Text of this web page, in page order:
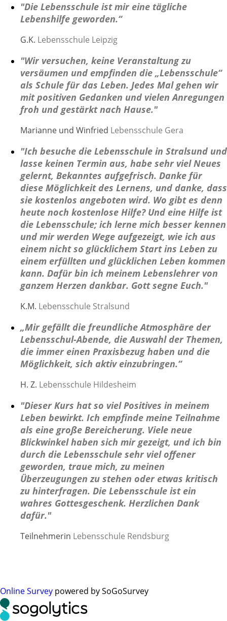
"Die Lebensschule ist mir eine tägliche
Lebenshilfe geworden.“
G.K. Lebensschule Leipzig
"Wir versuchen, keine Veranstaltung zu
versäumen und empfinden die „Lebensschule“
als Schule für das Leben. Jedes Mal gehen wir
mit positiven Gedanken und vielen Anregungen
froh und gestärkt nach Hause."
Marianne und Winfried Lebensschule Gera
"Ich besuche die Lebensschule in Stralsund und
lasse keinen Termin aus, habe sehr viel Neues
gelernt, Bekanntes aufgefrisch. Danke für
diese Möglichkeit des Lernens, und danke, dass
sie kostenlos angeboten wird. Wo gibt es denn
heute noch kostenlose Hilfe? Und eine Hilfe ist
die Lebensschule; ich lerne mich besser kennen
und mir werden Wege aufgezeigt, wie ich aus
einem nicht so glücklichem Start ins Leben zu
einem erfüllten und glücklichen Leben kommen
kann. Dafür bin ich meinem Lebenslehrer von
ganzem Herzen dankbar. Gott segne Euch."
K.M. Lebensschule Stralsund
„Mir gefällt die freundliche Atmosphäre der
Lebensschul-Abende, die Auswahl der Themen,
die immer einen Praxisbezug haben und die
Möglichkeit, sich aktiv einzubringen.“
H. Z. Lebensschule Hildesheim
"Dieser Kurs hat so viel Positives in meinem
Leben bewirkt. Ich empfinde meine Teilnahme
als eine große Bereicherung. Viele neue
Blickwinkel haben sich mir gezeigt, und ich bin
durch die Lebensschule sehr viel offener
geworden, traue mich, zu meinen
Überzeugungen zu stehen oder etwas kritisch
zu hinterfragen. Die Lebensschule ist ein
wahres Gottesgeschenk. Herzlichen Dank
dafür."
Teilnehmerin Lebensschule Rendsburg
Online Survey powered by SoGoSurvey